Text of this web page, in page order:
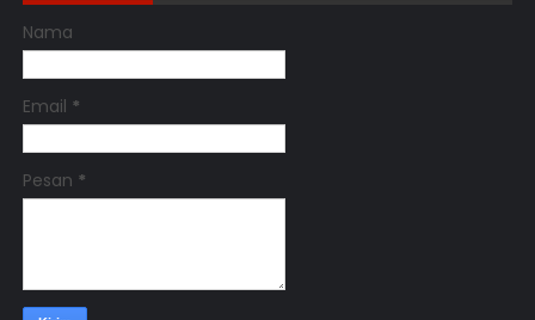
Nama
Email *
Pesan *